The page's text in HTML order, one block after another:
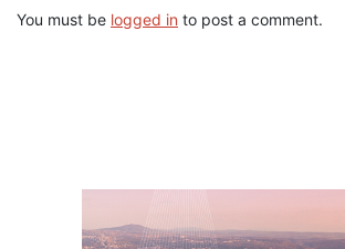
You must be logged in to post a comment.